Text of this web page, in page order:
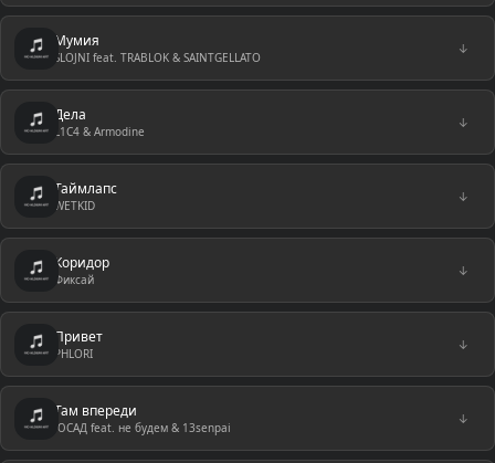
Мумия
SLOJNI feat. TRABLOK & SAINTGELLATO
↓
Дела
L1C4 & Armodine
↓
Таймлапс
WETKID
↓
Коридор
Фиксай
↓
Привет
PHLORI
↓
Там впереди
ЮСАД feat. не будем & 13senpai
↓